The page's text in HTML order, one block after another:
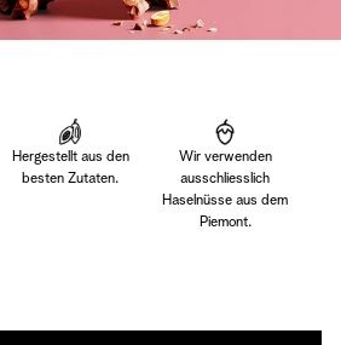
Hergestellt aus den
besten Zutaten.
Wir verwenden
ausschliesslich
Haselnüsse aus dem
Piemont.